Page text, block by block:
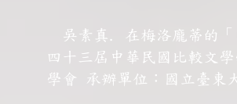
吳素真. 在梅洛龐蒂的「
四十三屆中華民國比較文
學會 承辦單位：國立臺東